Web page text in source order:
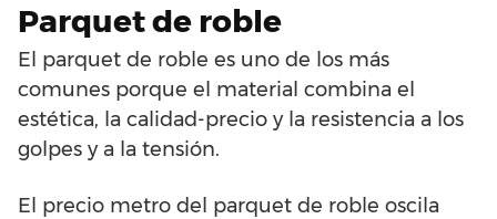
Parquet de roble
El parquet de roble es uno de los más
comunes porque el material combina el
estética, la calidad-precio y la resistencia a los
golpes y a la tensión.
El precio metro del parquet de roble oscila